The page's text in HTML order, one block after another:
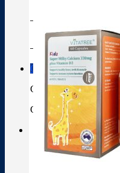
Thành phần thuốc
Giỏ hàng
Giỏ hàng
Chưa có sản phẩm